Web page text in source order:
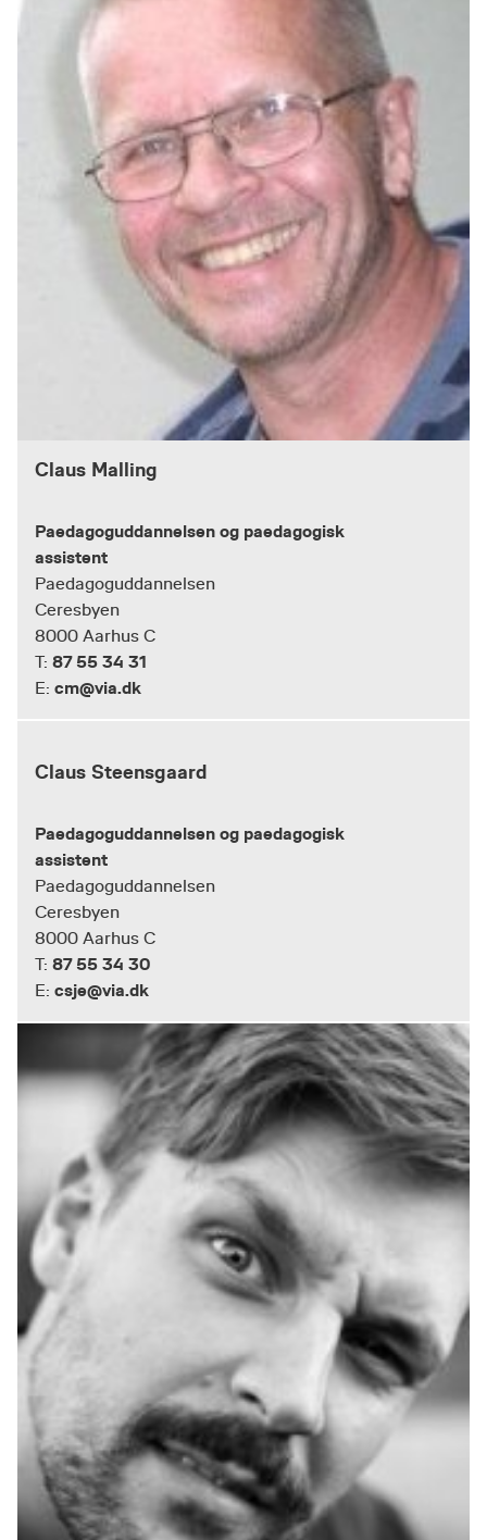
Claus Malling
Paedagoguddannelsen og paedagogisk
assistent
Paedagoguddannelsen
Ceresbyen
8000 Aarhus C
T: 87 55 34 31
E: cm@via.dk
Claus Steensgaard
Paedagoguddannelsen og paedagogisk
assistent
Paedagoguddannelsen
Ceresbyen
8000 Aarhus C
T: 87 55 34 30
E: csje@via.dk